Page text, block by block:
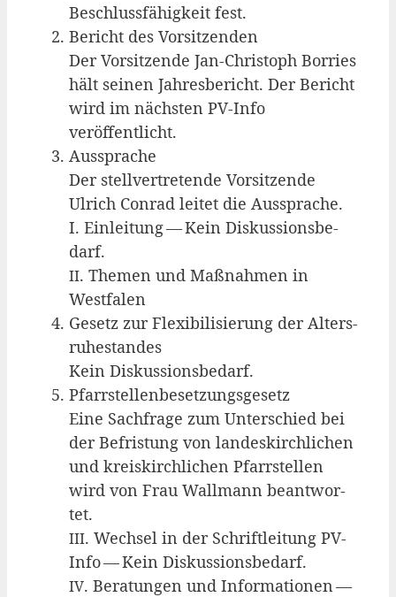
Beschluss­fä­hig­keit fest.
Bericht des Vor­sit­zen­den
Der Vor­sit­zen­de Jan-Chris­toph Bor­ries
hält sei­nen Jah­res­be­richt. Der Bericht
wird im nächs­ten PV-Info
veröffentlicht.
Aus­spra­che
Der stell­ver­tre­ten­de Vor­sit­zen­de
Ulrich Con­rad lei­tet die Aus­spra­che.
I. Ein­lei­tung — Kein Dis­kus­si­ons­be­
darf.
II. The­men und Maß­nah­men in
Westfalen
Gesetz zur Fle­xi­bi­li­sie­rung der Alters­
ru­he­stan­des
Kein Diskussionsbedarf.
Pfarr­stel­len­be­set­zungs­ge­setz
Eine Sach­fra­ge zum Unter­schied bei
der Befris­tung von lan­des­kirch­li­chen
und kreis­kirch­li­chen Pfarr­stel­len
wird von Frau Wall­mann beant­wor­
tet.
III. Wech­sel in der Schrift­lei­tung PV-
Info — Kein Dis­kus­si­ons­be­darf.
IV. Bera­tun­gen und Infor­ma­tio­nen —